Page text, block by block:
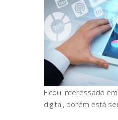
Ficou interessado
digital, porém está